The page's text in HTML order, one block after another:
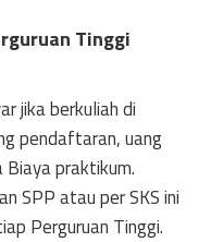
Tinggi
jika berkuliah di
pendaftaran, uang
praktikum.
SPP atau per SKS ini
Perguruan Tinggi.